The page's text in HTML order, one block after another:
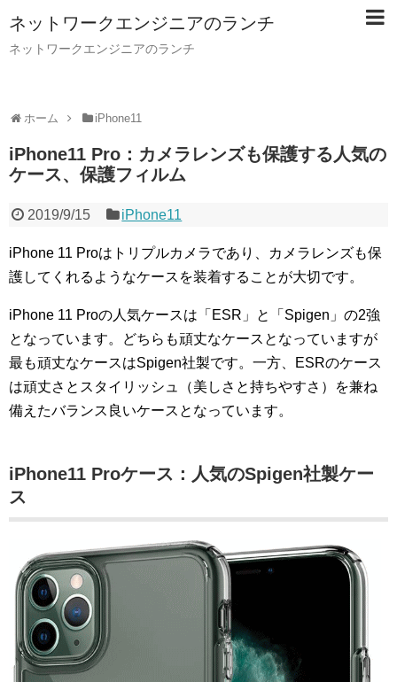
ネットワークエンジニアのランチ
ネットワークエンジニアのランチ
ホーム iPhone11
iPhone11 Pro：カメラレンズも保護する人気の
ケース、保護フィルム
2019/9/15 iPhone11
iPhone 11 Proはトリプルカメラであり、カメラレンズも保
護してくれるようなケースを装着することが大切です。
iPhone 11 Proの人気ケースは「ESR」と「Spigen」の2強
となっています。どちらも頑丈なケースとなっていますが
最も頑丈なケースはSpigen社製です。一方、ESRのケース
は頑丈さとスタイリッシュ（美しさと持ちやすさ）を兼ね
備えたバランス良いケースとなっています。
iPhone11 Proケース：人気のSpigen社製ケー
ス